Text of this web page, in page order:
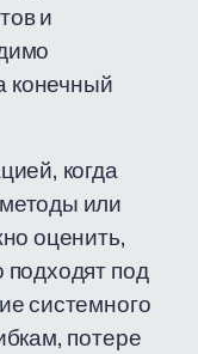
и
конечный
когда
или
оценить,
подходят под
системного
потере